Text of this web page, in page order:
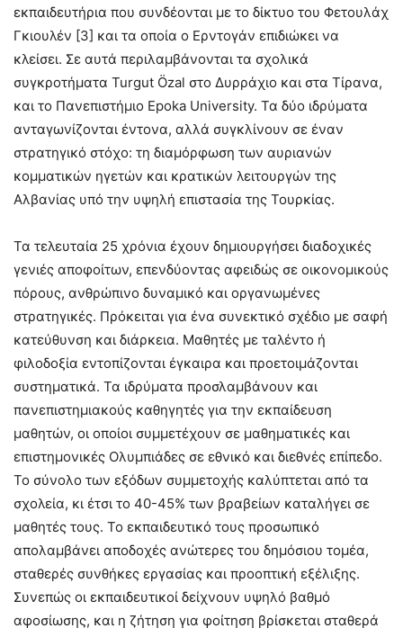
εκπαιδευτήρια που συνδέονται με το δίκτυο του Φετουλάχ
Γκιουλέν [3] και τα οποία ο Ερντογάν επιδιώκει να
κλείσει. Σε αυτά περιλαμβάνονται τα σχολικά
συγκροτήματα Turgut Özal στο Δυρράχιο και στα Τίρανα,
και το Πανεπιστήμιο Epoka University. Τα δύο ιδρύματα
ανταγωνίζονται έντονα, αλλά συγκλίνουν σε έναν
στρατηγικό στόχο: τη διαμόρφωση των αυριανών
κομματικών ηγετών και κρατικών λειτουργών της
Αλβανίας υπό την υψηλή επιστασία της Τουρκίας.
Τα τελευταία 25 χρόνια έχουν δημιουργήσει διαδοχικές
γενιές αποφοίτων, επενδύοντας αφειδώς σε οικονομικούς
πόρους, ανθρώπινο δυναμικό και οργανωμένες
στρατηγικές. Πρόκειται για ένα συνεκτικό σχέδιο με σαφή
κατεύθυνση και διάρκεια. Μαθητές με ταλέντο ή
φιλοδοξία εντοπίζονται έγκαιρα και προετοιμάζονται
συστηματικά. Τα ιδρύματα προσλαμβάνουν και
πανεπιστημιακούς καθηγητές για την εκπαίδευση
μαθητών, οι οποίοι συμμετέχουν σε μαθηματικές και
επιστημονικές Ολυμπιάδες σε εθνικό και διεθνές επίπεδο.
Το σύνολο των εξόδων συμμετοχής καλύπτεται από τα
σχολεία, κι έτσι το 40-45% των βραβείων καταλήγει σε
μαθητές τους. Το εκπαιδευτικό τους προσωπικό
απολαμβάνει αποδοχές ανώτερες του δημόσιου τομέα,
σταθερές συνθήκες εργασίας και προοπτική εξέλιξης.
Συνεπώς οι εκπαιδευτικοί δείχνουν υψηλό βαθμό
αφοσίωσης, και η ζήτηση για φοίτηση βρίσκεται σταθερά